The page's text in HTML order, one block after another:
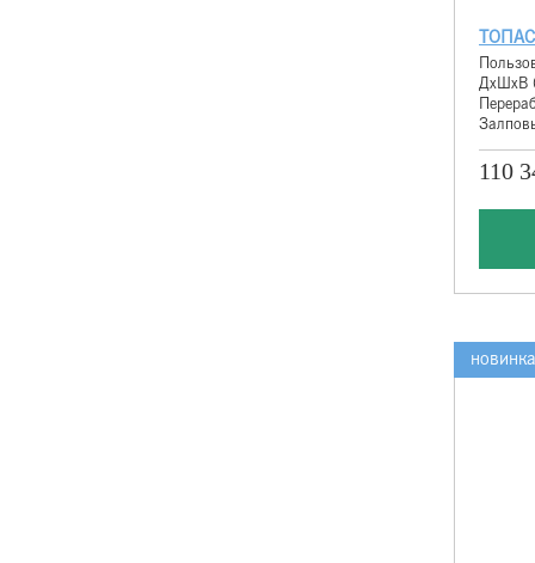
ДхШхВ
110
новинка